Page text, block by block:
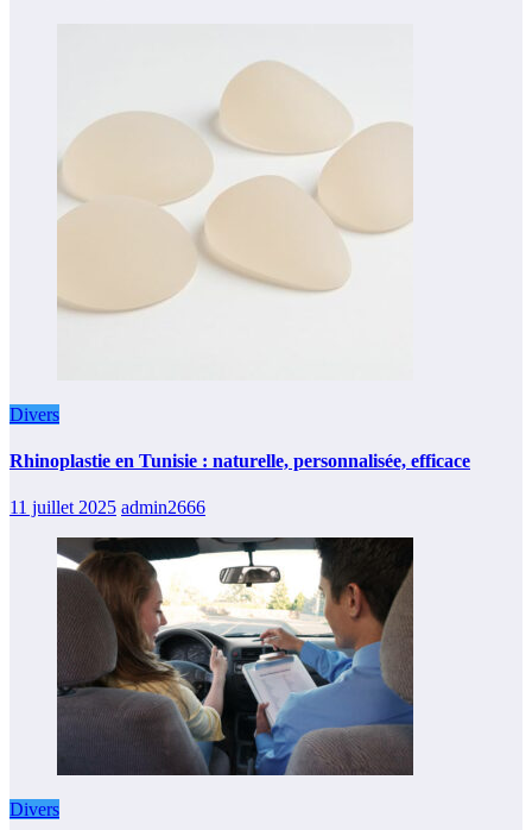
Divers
Rhinoplastie en Tunisie : naturelle, personnalisée, efficace
11 juillet 2025 admin2666
Divers